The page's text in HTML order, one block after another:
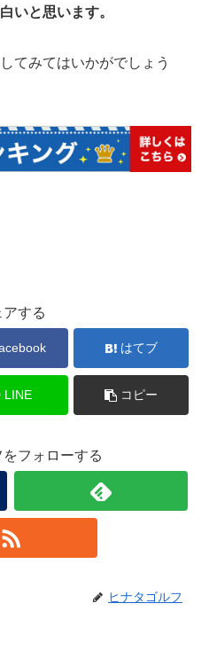
いと思います。
てみてはいかがでしょう
アする
はてブ
LINE コピー
フォローする
ヒナタゴルフ